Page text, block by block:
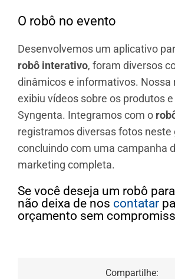
O robô no evento
Desenvolvemos um aplicativo
robô interativo, foram diversos
dinâmicos e informativos. Nossa
exibiu vídeos sobre os produtos
Syngenta. Integramos com o
registramos diversas fotos neste
concluindo com uma campanha
marketing completa.
Se você deseja um robô
não deixa de nos contatar
orçamento sem
Compartilhe: